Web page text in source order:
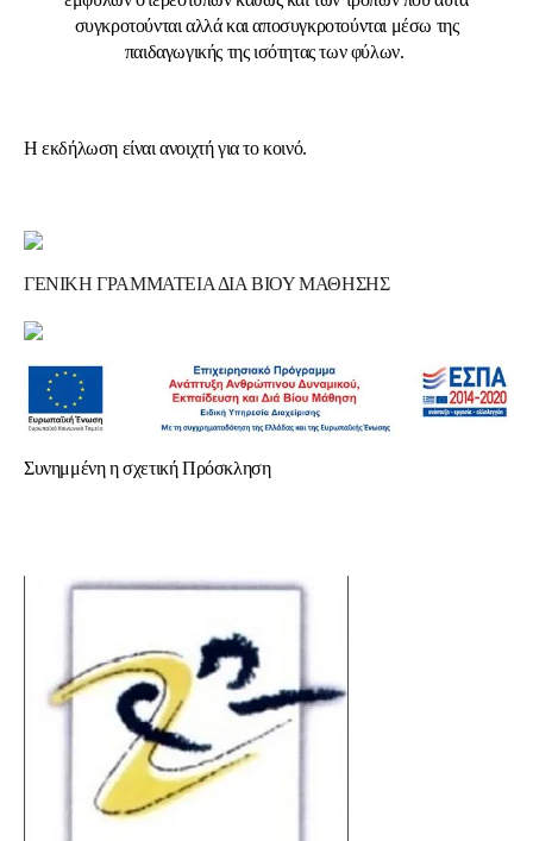
συγκροτούνται αλλά και αποσυγκροτούνται μέσω της
παιδαγωγικής της ισότητας των φύλων.
Η εκδήλωση είναι ανοιχτή για το κοινό.
ΓΕΝΙΚΗ ΓΡΑΜΜΑΤΕΙΑ ΔΙΑ ΒΙΟΥ ΜΑΘΗΣΗΣ
Συνημμένη η σχετική Πρόσκληση